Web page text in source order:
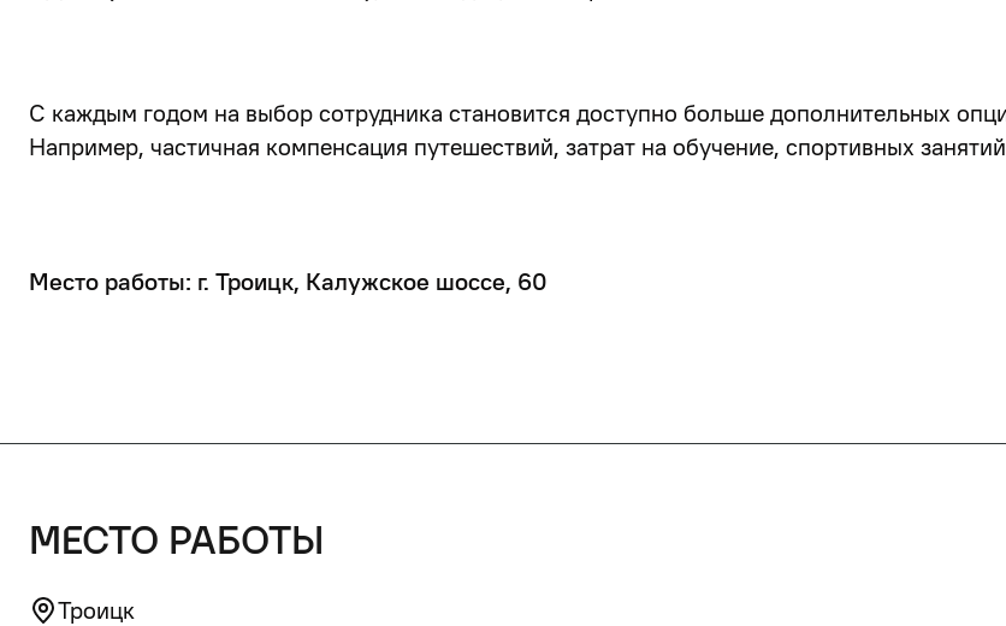
С каждым годом на выбор сотрудника становится доступно больше дополнительных
Например, частичная компенсация путешествий, затрат на обучение, спортивных
Место работы: г. Троицк, Калужское шоссе, 60
место работы
Троицк